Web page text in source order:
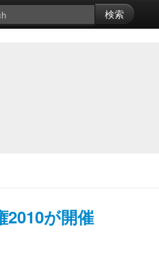
検索
2010が開催